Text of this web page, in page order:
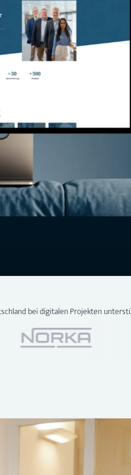
bei digitalen Projekten